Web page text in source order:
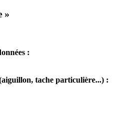
»
:
tache particulière...) :